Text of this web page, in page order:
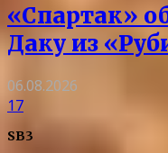
«Спартак»
Даку из
06.08.2026
17
SB3